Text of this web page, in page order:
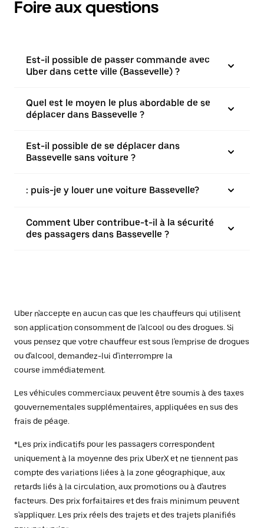
Foire aux questions
Est-il possible de passer commande avec
Uber dans cette ville (Bassevelle) ?
Quel est le moyen le plus abordable de se
déplacer dans Bassevelle ?
Est-il possible de se déplacer dans
Bassevelle sans voiture ?
: puis-je y louer une voiture Bassevelle?
Comment Uber contribue-t-il à la sécurité
des passagers dans Bassevelle ?
Uber n'accepte en aucun cas que les chauffeurs qui utilisent
son application consomment de l'alcool ou des drogues. Si
vous pensez que votre chauffeur est sous l'emprise de drogues
ou d'alcool, demandez-lui d'interrompre la
course immédiatement.
Les véhicules commerciaux peuvent être soumis à des taxes
gouvernementales supplémentaires, appliquées en sus des
frais de péage.
*Les prix indicatifs pour les passagers correspondent
uniquement à la moyenne des prix UberX et ne tiennent pas
compte des variations liées à la zone géographique, aux
retards liés à la circulation, aux promotions ou à d'autres
facteurs. Des prix forfaitaires et des frais minimum peuvent
s'appliquer. Les prix réels des trajets et des trajets planifiés